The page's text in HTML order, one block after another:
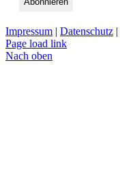
Impressum | Datenschutz |
Page load link
Nach oben